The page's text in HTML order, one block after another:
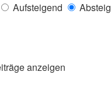
Aufsteigend
anzeigen